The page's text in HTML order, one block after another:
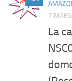
7
La